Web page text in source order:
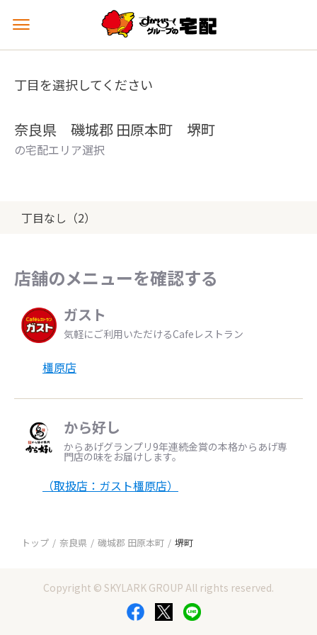
メ
ュ
を
丁目を選択してください
奈良県 磯城郡 田原本町 堺町
の宅配エリア選択
丁目なし（2）
店舗のメニューを確認する
ガスト
気軽にご利用いただけるCafeレストラン
橿原店
から好し
からあげグランプリ9年連続金賞の本格からあげ専
門店の味をお届けします。
（取扱店：ガスト橿原店）
トップ 奈良県 磯城郡 田原本町 堺町
Copyright © SKYLARK GROUP All rights reserved.